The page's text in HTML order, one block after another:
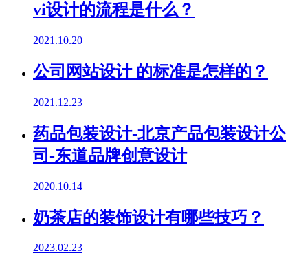
vi设计的流程是什么？
2021.10.20
公司网站设计 的标准是怎样的？
2021.12.23
药品包装设计-北京产品包装设计公
司-东道品牌创意设计
2020.10.14
奶茶店的装饰设计有哪些技巧？
2023.02.23